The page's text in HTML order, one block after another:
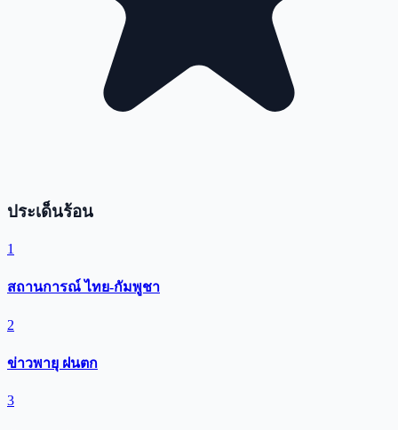
ประเด็นร้อน
1
สถานการณ์ ไทย-กัมพูชา
2
ข่าวพายุ ฝนตก
3